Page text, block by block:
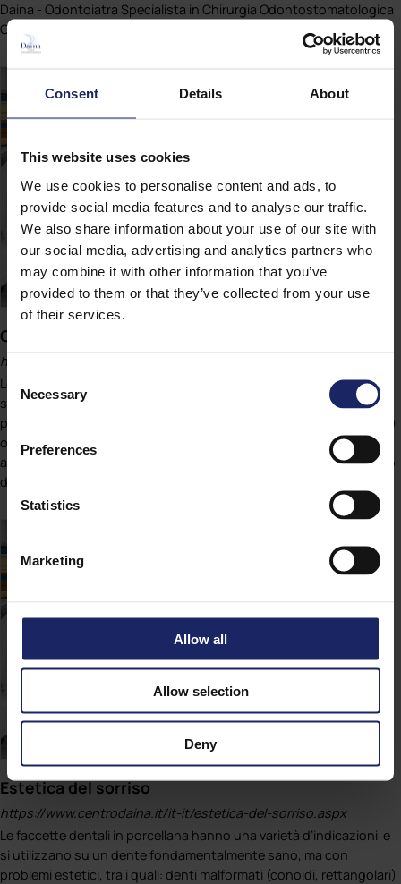
Consent Details About
This website uses cookies
We use cookies to personalise content and ads, to
provide social media features and to analyse our traffic.
We also share information about your use of our site with
our social media, advertising and analytics partners who
may combine it with other information that you’ve
provided to them or that they’ve collected from your use
of their services.
Selection
Necessary
Preferences
Statistics
Marketing
Allow all
Allow selection
Deny
Daina - Odontoiatra Specialista in Chirurgia Odontostomatologica
Oggi parleremo dello [...]
Odontoiatria estetica
https://www.centrodaina.it/it-it/odontoiatria-estetica.aspx
Le faccette dentali in porcellana hanno una varietà d’indicazioni e
si utilizzano su un dente fondamentalmente sano, ma con
problemi estetici, tra i quali: denti malformati (conoidi, rettangolari)
o dove esista la necessità di trasformare la forma di un dente in un
altro;
con difetti di colore, risultato del deterioramento
di [...]
Estetica del sorriso
https://www.centrodaina.it/it-it/estetica-del-sorriso.aspx
Le faccette dentali in porcellana hanno una varietà d’indicazioni e
si utilizzano su un dente fondamentalmente sano, ma con
problemi estetici, tra i quali: denti malformati (conoidi, rettangolari)